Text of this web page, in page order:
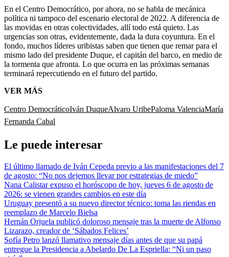
En el Centro Democrático, por ahora, no se habla de mecánica
política ni tampoco del escenario electoral de 2022. A diferencia de
las movidas en otras colectividades, allí todo está quieto. Las
urgencias son otras, evidentemente, dada la dura coyuntura. En el
fondo, muchos líderes uribistas saben que tienen que remar para el
mismo lado del presidente Duque, el capitán del barco, en medio de
la tormenta que afronta. Lo que ocurra en las próximas semanas
terminará repercutiendo en el futuro del partido.
VER MÁS
Centro DemocráticoIván DuqueAlvaro UribePaloma ValenciaMaría
Fernanda Cabal
Le puede interesar
El último llamado de Iván Cepeda previo a las manifestaciones del 7
de agosto: “No nos dejemos llevar por estrategias de miedo”
Nana Calistar expuso el horóscopo de hoy, jueves 6 de agosto de
2026: se vienen grandes cambios en este día
Uruguay presentó a su nuevo director técnico: toma las riendas en
reemplazo de Marcelo Bielsa
Hernán Orjuela publicó doloroso mensaje tras la muerte de Alfonso
Lizarazo, creador de ‘Sábados Felices’
Sofía Petro lanzó llamativo mensaje días antes de que su papá
entregue la Presidencia a Abelardo De La Espriella: “Ni un paso